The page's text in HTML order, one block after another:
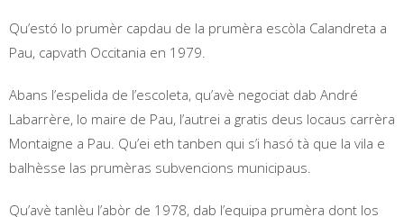
Qu’estó lo prumèr capdau de la prumèra escòla Calandreta a
Pau, capvath Occitania en 1979.
Abans l’espelida de l’escoleta, qu’avè negociat dab André
Labarrère, lo maire de Pau, l’autrei a gratis deus locaus carrèra
Montaigne a Pau. Qu’ei eth tanben qui s’i hasó tà que la vila e
balhèsse las prumèras subvencions municipaus.
Qu’avè tanlèu l’abòr de 1978, dab l’equipa prumèra dont los